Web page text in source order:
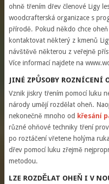
ohně třením dřev členové Ligy
woodcrafterská organizace s
přírodě. Pokud někdo chce
kontaktovat některý z kmenů
návštěvě některou z veřejně
Více informací najdete na
JINÉ ZPŮSOBY ROZNÍCENÍ
Vznik jiskry třením pomocí luku
národy umějí rozdělat oheň.
nekonečně mnoho od křesání
různé ohňové techniky tření
po roztáčení vřetene holýma
dřev pomocí luku zřejmě
metodou.
LZE ROZDĚLAT OHEŇ I V